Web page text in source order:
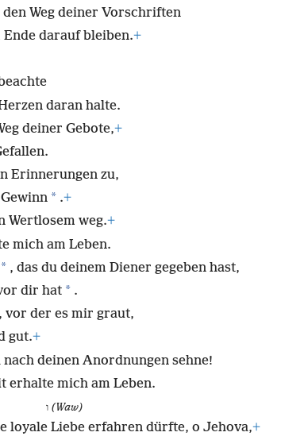
den Weg deiner Vorschriften
darauf bleiben.+
daran halte.
deiner Gebote,+
Erinnerungen zu,
* .+
Wertlosem weg.+
mich am Leben.
* , das du deinem Diener gegeben hast,
dir hat * .
vor der es mir graut,
gut.+
deinen Anordnungen sehne!
erhalte mich am Leben.
ו (Waw)
loyale Liebe erfahren dürfte, o Jehova,+